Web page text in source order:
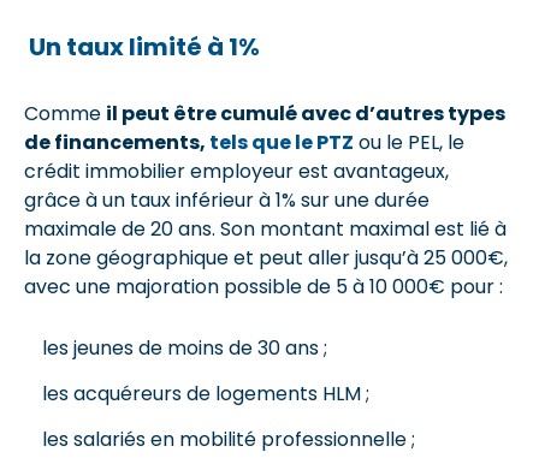
Un taux limité à 1%
Comme il peut être cumulé avec d’autres types
de financements, tels que le PTZ ou le PEL, le
crédit immobilier employeur est avantageux,
grâce à un taux inférieur à 1% sur une durée
maximale de 20 ans. Son montant maximal est lié à
la zone géographique et peut aller jusqu’à 25 000€,
avec une majoration possible de 5 à 10 000€ pour :
les jeunes de moins de 30 ans ;
les acquéreurs de logements HLM ;
les salariés en mobilité professionnelle ;